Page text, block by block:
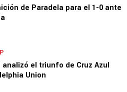
de Paradela para el 1-0 ante
analizó el triunfo de Cruz Azul
Union